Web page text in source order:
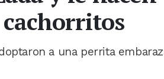
a una perrita